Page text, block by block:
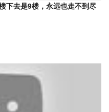
下去是9楼，永远也走不到尽